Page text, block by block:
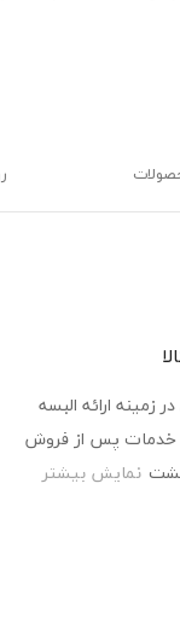
ارائه البسه
خدمات پس از فروش
نمایش بیشتر